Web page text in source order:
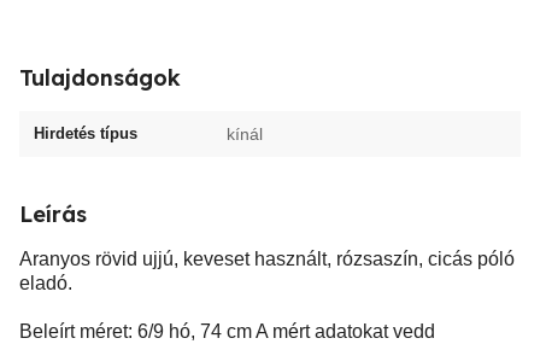
Tulajdonságok
Hirdetés típus kínál
Leírás
Aranyos rövid ujjú, keveset használt, rózsaszín, cicás póló
eladó.
Beleírt méret: 6/9 hó, 74 cm A mért adatokat vedd